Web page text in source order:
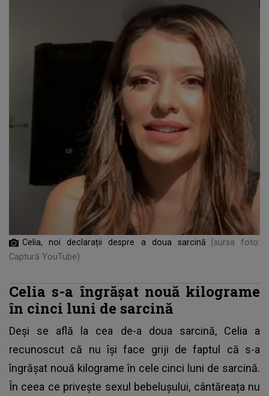
Celia, noi declarații despre a doua sarcină
(sursa foto:
Captură YouTube)
Celia s-a îngrășat nouă kilograme
în cinci luni de sarcină
Deși se află la cea de-a doua sarcină, Celiaa
recunoscut că nu își face griji de faptul că s-a
îngrășat nouă kilograme în cele cinci luni de sarcină.
În ceea ce privește sexul bebelușului, cântăreața nu